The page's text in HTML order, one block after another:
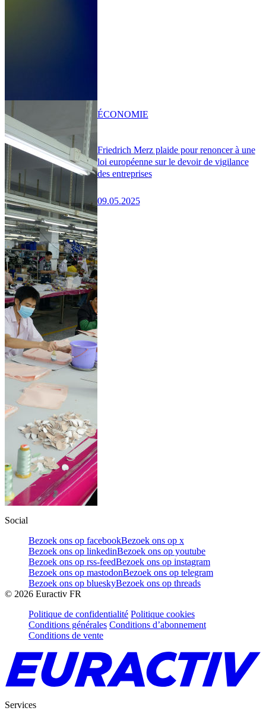
Friedrich Merz plaide pour renoncer à une
loi européenne sur le devoir de vigilance
des entreprises
09.05.2025
ÉCONOMIE
Social
Bezoek ons op facebookBezoek ons op x
Bezoek ons op linkedinBezoek ons op youtube
Bezoek ons op rss-feedBezoek ons op instagram
Bezoek ons op mastodonBezoek ons op telegram
Bezoek ons op blueskyBezoek ons op threads
© 2026 Euractiv FR
Politique de confidentialité Politique cookies
Conditions générales Conditions d’abonnement
Conditions de vente
Services